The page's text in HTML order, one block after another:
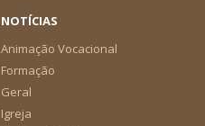
NOTÍCIAS
Animação Vocacional
Formação
Geral
Igreja